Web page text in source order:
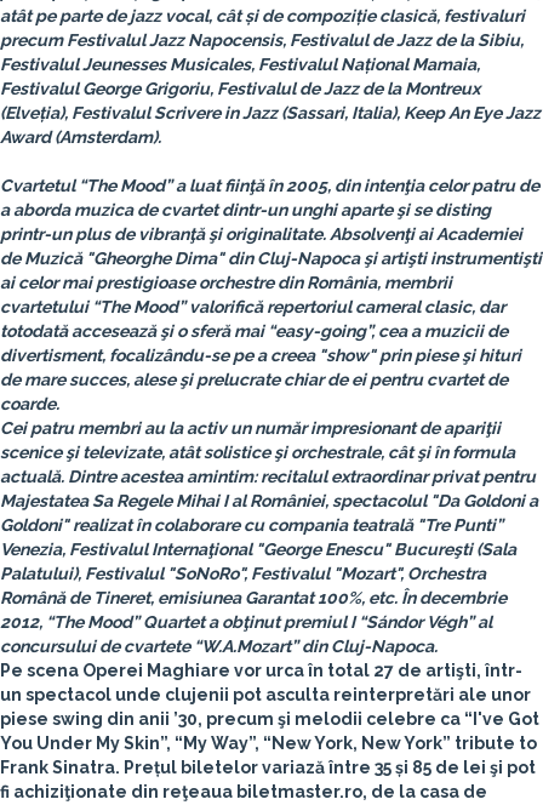
atât pe parte de jazz vocal, cât și de compoziție clasică, festivaluri
precum Festivalul Jazz Napocensis, Festivalul de Jazz de la Sibiu,
Festivalul Jeunesses Musicales, Festivalul Național Mamaia,
Festivalul George Grigoriu, Festivalul de Jazz de la Montreux
(Elveția), Festivalul Scrivere in Jazz (Sassari, Italia), Keep An Eye Jazz
Award (Amsterdam).
Cvartetul “The Mood”a luat fiinţă în 2005, din intenţia celor patru de
a aborda muzica de cvartet dintr-un unghi aparte şi se disting
printr-un plus de vibranţă şi originalitate. Absolvenţi ai Academiei
de Muzică "Gheorghe Dima" din Cluj-Napoca şi artişti instrumentişti
ai celor mai prestigioase orchestre din România, membrii
cvartetului “The Mood” valorifică repertoriul cameral clasic, dar
totodată accesează şi o sferă mai “easy-going”, cea a muzicii de
divertisment, focalizându-se pe a creea "show" prin piese şi hituri
de mare succes, alese şi prelucrate chiar de ei pentru cvartet de
coarde.
Cei patru membri au la activ un număr impresionant de apariţii
scenice şi televizate, atât solistice şi orchestrale, cât şi în formula
actuală. Dintre acestea amintim: recitalul extraordinar privat pentru
Majestatea Sa Regele Mihai I al României, spectacolul "Da Goldoni a
Goldoni" realizat în colaborare cu compania teatrală "Tre Punti”
Venezia, Festivalul Internaţional "George Enescu"Bucureşti (Sala
Palatului), Festivalul "SoNoRo", Festivalul "Mozart", Orchestra
Română de Tineret, emisiuneaGarantat 100%, etc. În decembrie
2012, “The Mood” Quartet a obţinutpremiul I “Sándor Végh”al
concursului de cvartete “W.A.Mozart” din Cluj-Napoca.
Pe scena Operei Maghiare vor urca în total 27 de artişti, într-
un spectacol unde clujenii pot asculta reinterpretări ale unor
piese swing din anii ’30, precum şi melodii celebre ca “I've Got
You Under My Skin”, “My Way”, “New York, New York” tribute to
Frank Sinatra. Prețul biletelor variază între 35 și 85 de lei şi pot
fi achiziţionate din reţeaua biletmaster.ro, de la casa de